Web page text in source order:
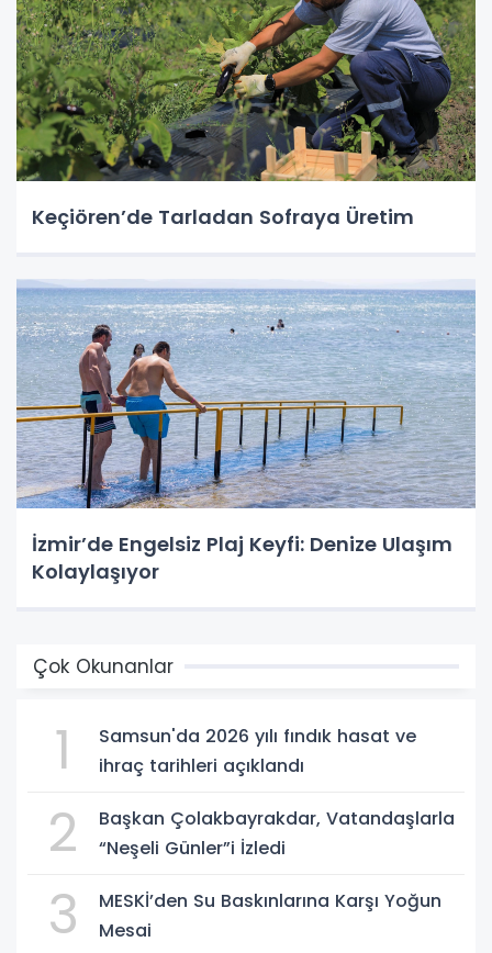
Keçiören’de Tarladan Sofraya Üretim
İzmir’de Engelsiz Plaj Keyfi: Denize Ulaşım
Kolaylaşıyor
Çok Okunanlar
1
Samsun'da 2026 yılı fındık hasat ve
ihraç tarihleri açıklandı
2
Başkan Çolakbayrakdar, Vatandaşlarla
“Neşeli Günler”i İzledi
3
MESKİ’den Su Baskınlarına Karşı Yoğun
Mesai